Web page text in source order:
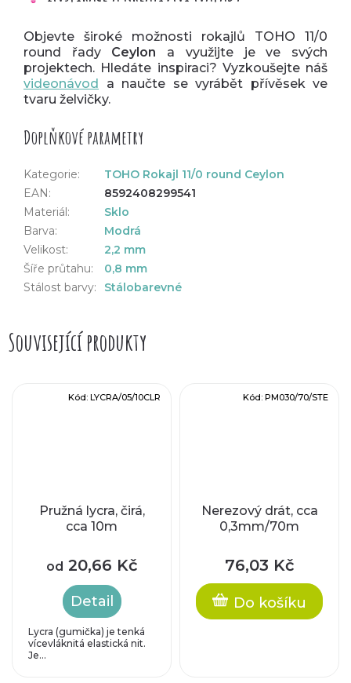
Objevte široké možnosti rokajlů TOHO 11/0
round řady Ceylon a využijte je ve svých
projektech. Hledáte inspiraci? Vyzkoušejte náš
videonávod
a naučte se vyrábět přívěsek ve
tvaru želvičky.
Doplňkové parametry
Kategorie:
TOHO Rokajl 11/0 round Ceylon
EAN :
8592408299541
Materiál :
Sklo
Barva:
Modrá
Velikost:
2,2 mm
Šíře průtahu:
0,8 mm
Stálost barvy: Stálobarevné
Související produkty
Pružná lycra, čirá,
cca 10m
od 20,66 Kč
Detail
Lycra (gumička) je tenká
vícevláknitá elastická nit.
Je...
Kód: LYCRA/05/10CLR
Nerezový drát, cca
0,3mm/70m
76,03 Kč
Do košíku
Kód: PM030/70/STE